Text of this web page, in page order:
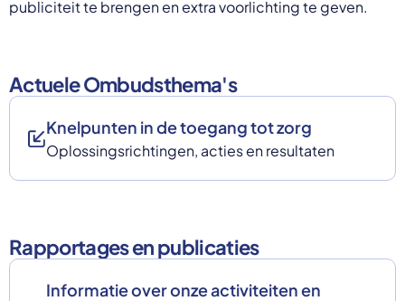
publiciteit te brengen en extra voorlichting te geven.
Actuele Ombudsthema's
Knelpunten in de toegang tot zorg
Oplossingsrichtingen, acties en resultaten
Rapportages en publicaties
Informatie over onze activiteiten en